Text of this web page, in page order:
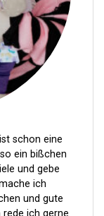
schon eine
ein bißchen
und gebe
ich
und gute